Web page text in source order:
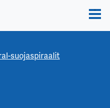
suojaspiraalit